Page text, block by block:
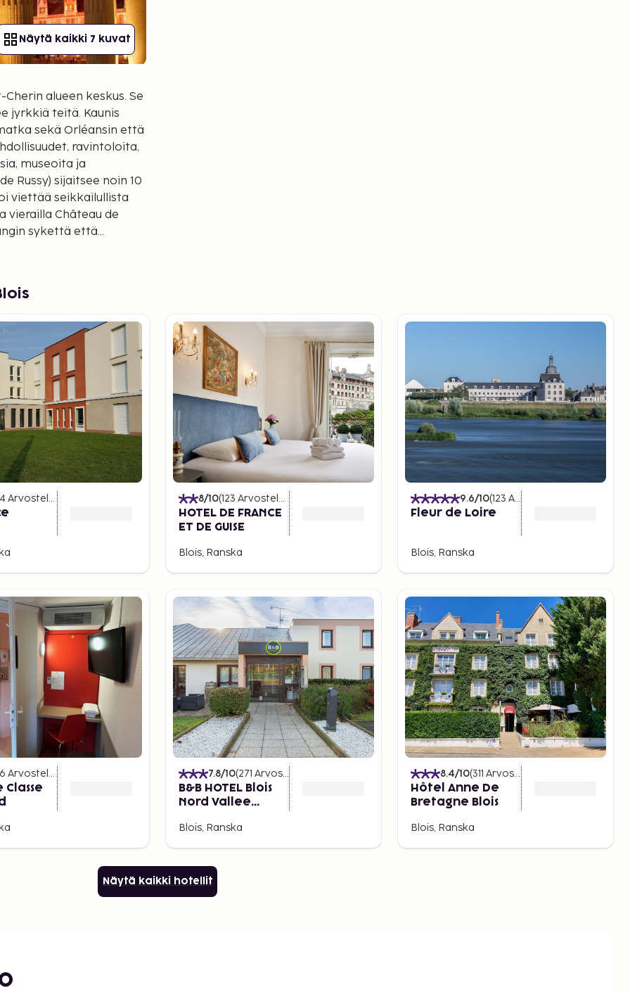
Näytä kaikki 7 kuvat
alueen keskus. Se
jyrkkiä teitä. Kaunis
sekä Orléansin että
ravintoloita,
museoita ja
Russy) sijaitsee noin 10
viettää seikkailullista
vierailla Château de
sykettä että
elämäntyöstä.
Sen luota lähtee 1700-
aikanaan kuningas
kuningatarta. Nykyään
Kesäisin täällä
Arvostelut 8/10(123 Arvostelut )
HOTEL DE FRANCE
ET DE GUISE
Blois, Ranska
9.6/10(123 Arvostelut
Fleur de Loire
Blois, Ranska
Arvostelut
Classe
7.8/10(271 Arvostelut
B&B HOTEL Blois
Nord Vallee
Blois, Ranska
8.4/10(311 Arvostelut
Hôtel Anne De
Bretagne Blois
Blois, Ranska
Näytä kaikki hotellit